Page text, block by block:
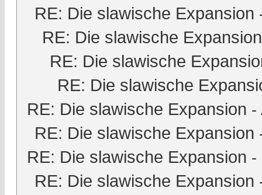
RE: Die slawische Expansion
RE: Die slawische Expansion
RE: Die slawische
RE: Die slawische
RE: Die slawische Expansion -
RE: Die slawische Expansion
RE: Die slawische Expansion -
RE: Die slawische Expansion